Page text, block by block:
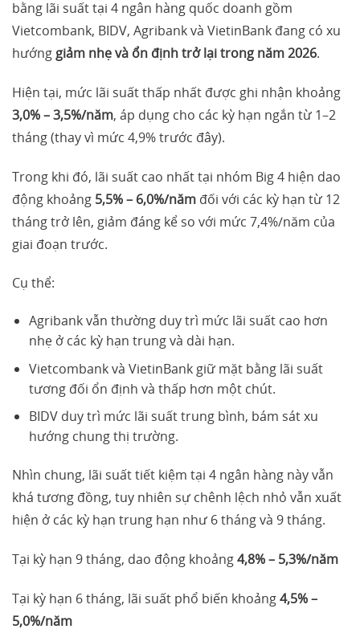
bằng lãi suất tại 4 ngân hàng quốc doanh gồm
Vietcombank, BIDV, Agribank và VietinBank đang có xu
hướng giảm nhẹ và ổn định trở lại trong năm 2026.
Hiện tại, mức lãi suất thấp nhất được ghi nhận khoảng
3,0% – 3,5%/năm, áp dụng cho các kỳ hạn ngắn từ 1–2
tháng (thay vì mức 4,9% trước đây).
Trong khi đó, lãi suất cao nhất tại nhóm Big 4 hiện dao
động khoảng 5,5% – 6,0%/năm đối với các kỳ hạn từ 12
tháng trở lên, giảm đáng kể so với mức 7,4%/năm của
giai đoạn trước.
Cụ thể:
Agribank vẫn thường duy trì mức lãi suất cao hơn
nhẹ ở các kỳ hạn trung và dài hạn.
Vietcombank và VietinBank giữ mặt bằng lãi suất
tương đối ổn định và thấp hơn một chút.
BIDV duy trì mức lãi suất trung bình, bám sát xu
hướng chung thị trường.
Nhìn chung, lãi suất tiết kiệm tại 4 ngân hàng này vẫn
khá tương đồng, tuy nhiên sự chênh lệch nhỏ vẫn xuất
hiện ở các kỳ hạn trung hạn như 6 tháng và 9 tháng.
Tại kỳ hạn 9 tháng, dao động khoảng4,8% – 5,3%/năm
Tại kỳ hạn 6 tháng, lãi suất phổ biến khoảng4,5% –
5,0%/năm